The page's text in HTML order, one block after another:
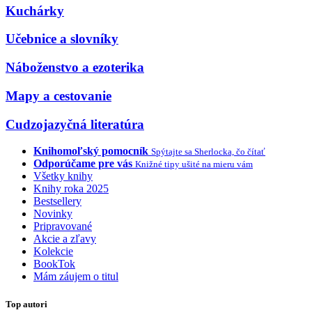
Kuchárky
Učebnice a slovníky
Náboženstvo a ezoterika
Mapy a cestovanie
Cudzojazyčná literatúra
Knihomoľský pomocník Spýtajte sa Sherlocka, čo čítať
Odporúčame pre vás Knižné tipy ušité na mieru vám
Všetky knihy
Knihy roka 2025
Bestsellery
Novinky
Pripravované
Akcie a zľavy
Kolekcie
BookTok
Mám záujem o titul
Top autori